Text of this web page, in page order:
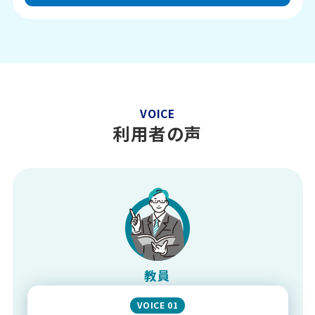
VOICE
利用者の声
教員
VOICE 01